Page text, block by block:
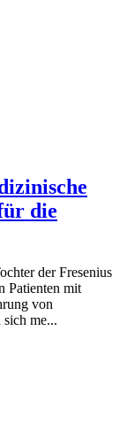
die
der Fresenius
Patienten mit
von
me...